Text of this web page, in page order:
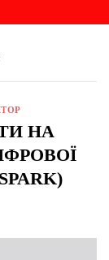
НА